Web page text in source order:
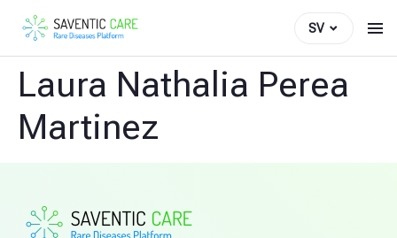
SV
Laura Nathalia Perea
Martinez